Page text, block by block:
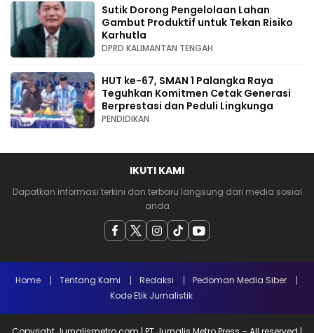
Sutik Dorong Pengelolaan Lahan
Gambut Produktif untuk Tekan Risiko
Karhutla
DPRD KALIMANTAN TENGAH
HUT ke-67, SMAN 1 Palangka Raya
Teguhkan Komitmen Cetak Generasi
Berprestasi dan Peduli Lingkunga
PENDIDIKAN
IKUTI KAMI
Dapatkan informasi terkini dan terbaru langsung dari media sosial
anda
Home Tentang Kami Redaksi
Pedoman Media Siber
Kode Etik Jurnalistik